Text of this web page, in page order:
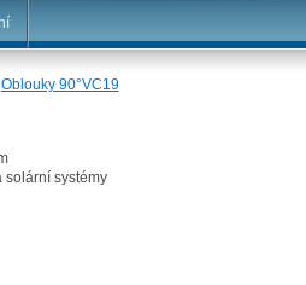
Oblouky 90°VC19
solární systémy